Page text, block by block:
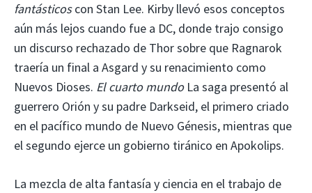
fantásticoscon Stan Lee. Kirby llevó esos conceptos
aún más lejos cuando fue a DC, donde trajo consigo
un discurso rechazado de Thor sobre que Ragnarok
traería un final a Asgard y su renacimiento como
Nuevos Dioses. El cuarto mundoLa saga presentó al
guerrero Orión y su padre Darkseid, el primero criado
en el pacífico mundo de Nuevo Génesis, mientras que
el segundo ejerce un gobierno tiránico en Apokolips.
La mezcla de alta fantasía y ciencia en el trabajo de